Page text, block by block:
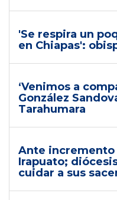
'Se respira un
en Chiapas':
‘Venimos a
González
Tarahumara
Ante
Irapuato;
cuidar a sus